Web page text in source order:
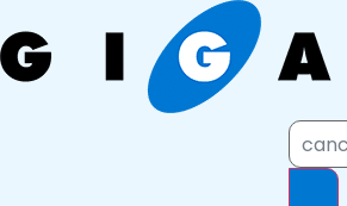
al
contenido
Search